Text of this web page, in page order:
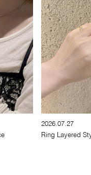
2026.07.27
Ring Layered